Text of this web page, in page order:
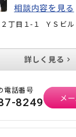
相談内容を見る
丁目１-１ ＹＳビル
詳しく見る
電話番号
8249 メ